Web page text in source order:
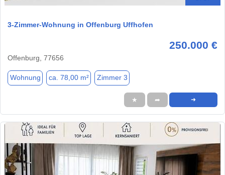
3-Zimmer-Wohnung in Offenburg Uffhofen
250.000 €
Offenburg, 77656
Wohnung ca. 78,00 m² Zimmer 3
★ ➦ ➜